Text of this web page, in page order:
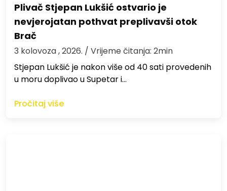
Plivač Stjepan Lukšić ostvario je
nevjerojatan pothvat preplivavši otok
Brač
3 kolovoza , 2026. / Vrijeme čitanja: 2min
St​jepan Lukšić je nakon više od 40 sati provedenih
u moru doplivao u Supetar i…
Pročitaj više